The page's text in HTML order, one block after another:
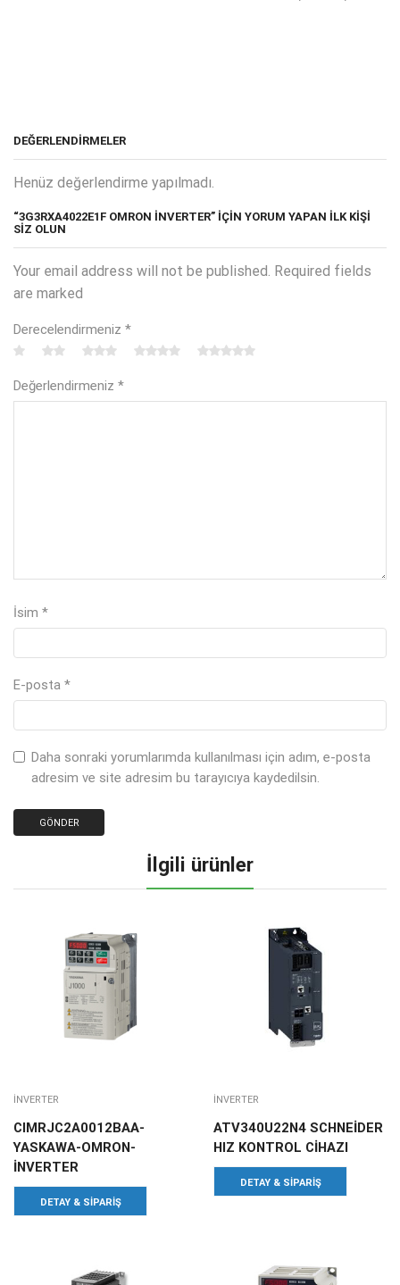
DEĞERLENDIRMELER
Henüz değerlendirme yapılmadı.
“3G3RXA4022E1F OMRON İNVERTER” IÇIN YORUM YAPAN ILK KIŞI
SIZ OLUN
Your email address will not be published. Required fields
are marked
Derecelendirmeniz *
Değerlendirmeniz *
İsim *
E-posta *
Daha sonraki yorumlarımda kullanılması için adım, e-posta
adresim ve site adresim bu tarayıcıya kaydedilsin.
İlgili ürünler
INVERTER
CIMRJC2A0012BAA-
YASKAWA-OMRON-
İNVERTER
DETAY & SIPARIŞ
INVERTER
ATV340U22N4 SCHNEİDER
HIZ KONTROL CİHAZI
DETAY & SIPARIŞ